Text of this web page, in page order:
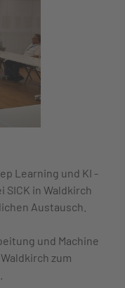
Learning und KI -
SICK in Waldkirch
Austausch.
und Machine
zum